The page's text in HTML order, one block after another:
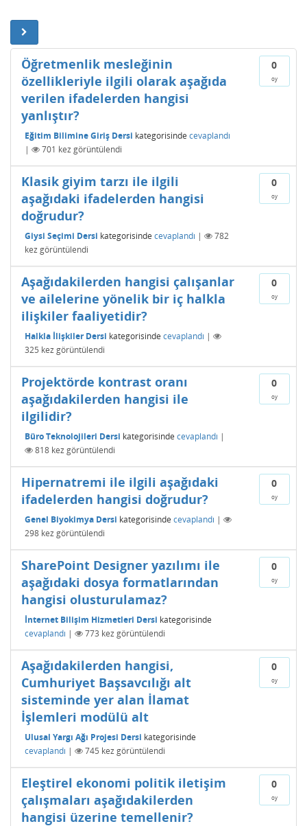
0
oy
Öğretmenlik mesleğinin
özellikleriyle ilgili olarak aşağıda
verilen ifadelerden hangisi
yanlıştır?
Eğitim Bilimine Giriş Dersi kategorisinde cevaplandı
|
701 kez görüntülendi
0
oy
Klasik giyim tarzı ile ilgili
aşağıdaki ifadelerden hangisi
doğrudur?
Giysi Seçimi Dersi kategorisinde cevaplandı |
782
kez görüntülendi
0
oy
Aşağıdakilerden hangisi çalışanlar
ve ailelerine yönelik bir iç halkla
ilişkiler faaliyetidir?
Halkla İlişkiler Dersi kategorisinde cevaplandı |
325 kez görüntülendi
0
oy
Projektörde kontrast oranı
aşağıdakilerden hangisi ile
ilgilidir?
Büro Teknolojileri Dersi kategorisinde cevaplandı |
818 kez görüntülendi
0
oy
Hipernatremi ile ilgili aşağıdaki
ifadelerden hangisi doğrudur?
Genel Biyokimya Dersi kategorisinde cevaplandı |
298 kez görüntülendi
0
oy
SharePoint Designer yazılımı ile
aşağıdaki dosya formatlarından
hangisi olusturulamaz?
İnternet Bilişim Hizmetleri Dersi kategorisinde
cevaplandı | 773 kez görüntülendi
0
oy
Aşağıdakilerden hangisi,
Cumhuriyet Başsavcılığı alt
sisteminde yer alan İlamat
İşlemleri modülü alt
Ulusal Yargı Ağı Projesi Dersi kategorisinde
cevaplandı | 745 kez görüntülendi
0
oy
Eleştirel ekonomi politik iletişim
çalışmaları aşağıdakilerden
hangisi üzerine temellenir?